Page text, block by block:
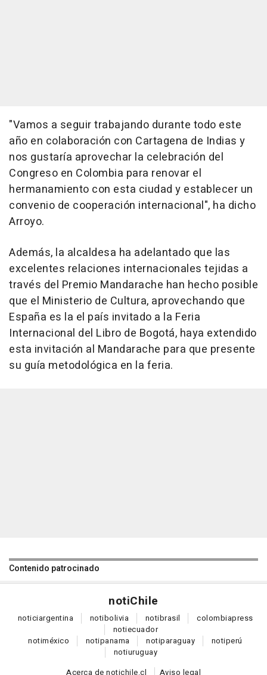
"Vamos a seguir trabajando durante todo este
año en colaboración con Cartagena de Indias y
nos gustaría aprovechar la celebración del
Congreso en Colombia para renovar el
hermanamiento con esta ciudad y establecer un
convenio de cooperación internacional", ha dicho
Arroyo.
Además, la alcaldesa ha adelantado que las
excelentes relaciones internacionales tejidas a
través del Premio Mandarache han hecho posible
que el Ministerio de Cultura, aprovechando que
España es la el país invitado a la Feria
Internacional del Libro de Bogotá, haya extendido
esta invitación al Mandarache para que presente
su guía metodológica en la feria.
Contenido patrocinado
notiChile
noticiargentina notibolivia notibrasil colombiapress
notiecuador
notiméxico notipanama notiparaguay notiperú
notiuruguay
Acerca de notichile.cl
Aviso legal